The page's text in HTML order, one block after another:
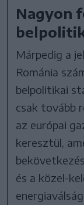
Nagyon
Márpedig a
Románia
belpolitikai
csak tovább
az európai
keresztül,
és a közel-